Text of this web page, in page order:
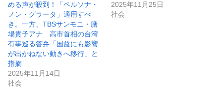
める声が殺到！「ペルソナ・
ノン・グラータ」適用すべ
き。一方、TBSサンモニ・膳
場貴子アナ 高市首相の台湾
有事巡る答弁「国益にも影響
が出かねない動きへ移行」と
指摘
2025年11月14日
社会
2025年11月25日
社会